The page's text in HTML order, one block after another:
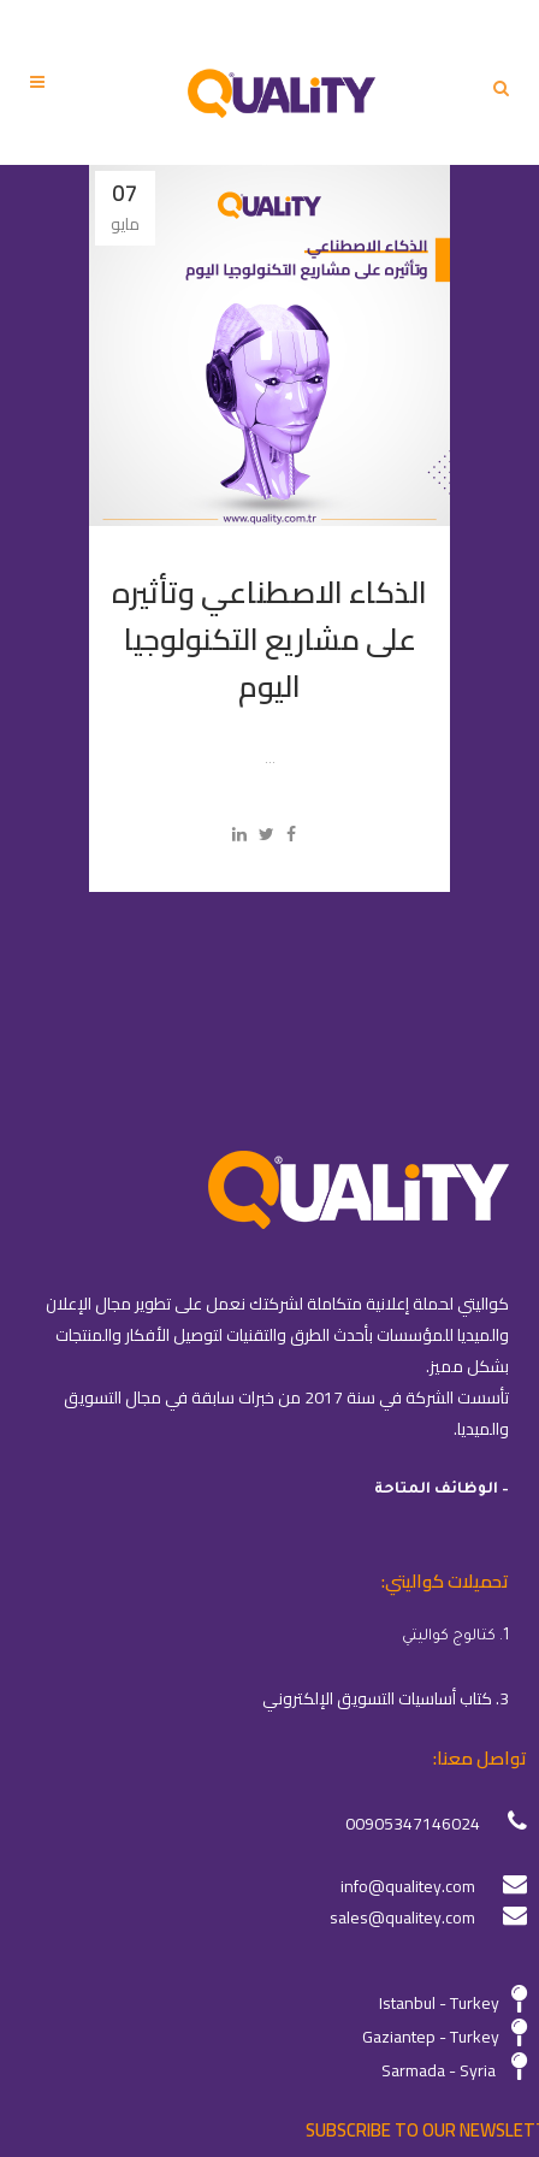
07
مايو
الذكاء الاصطناعي وتأثيره
على مشاريع التكنولوجيا
اليوم
...
كواليتي لحملة إعلانية متكاملة لشركتك نعمل على تطوير مجال الإعلان
والميديا للمؤسسات بأحدث الطرق والتقنيات لتوصيل الأفكار والمنتجات
بشكل مميز.
تأسست الشركة في سنة 2017 من خبرات سابقة في مجال التسويق
والميديا.
– الوظائف المتاحة
تحميلات كواليتي:
1. كتالوج كواليتي
3. كتاب أساسيات التسويق الإلكتروني
تواصل معنا:
00905347146024
info@qualitey.com
sales@qualitey.com
Istanbul - Turkey
Gaziantep - Turkey
Sarmada - Syria
SUBSCRIBE TO OUR